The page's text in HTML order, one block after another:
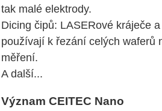
tak malé elektrody.
Dicing čipů: LASERové kráječe
používají k řezání celých waferů
měření.
A další...
Význam CEITEC Nano